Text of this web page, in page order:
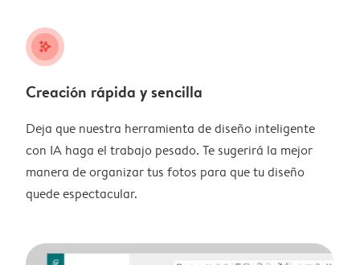
stars_plus
Creación rápida y sencilla
Deja que nuestra herramienta de diseño inteligente
con IA haga el trabajo pesado. Te sugerirá la mejor
manera de organizar tus fotos para que tu diseño
quede espectacular.